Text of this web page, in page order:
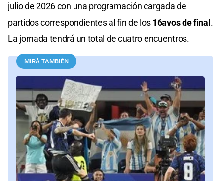
julio de 2026 con una programación cargada de
partidos correspondientes al fin de los16avos de final.
La jornada tendrá un total de cuatro encuentros.
MIRÁ TAMBIÉN